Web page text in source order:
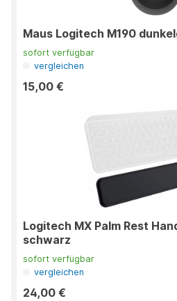
Maus Logitech M190
sofort verfügbar
vergleichen
15,00 €
Logitech MX Palm Rest
schwarz
sofort verfügbar
vergleichen
24,00 €